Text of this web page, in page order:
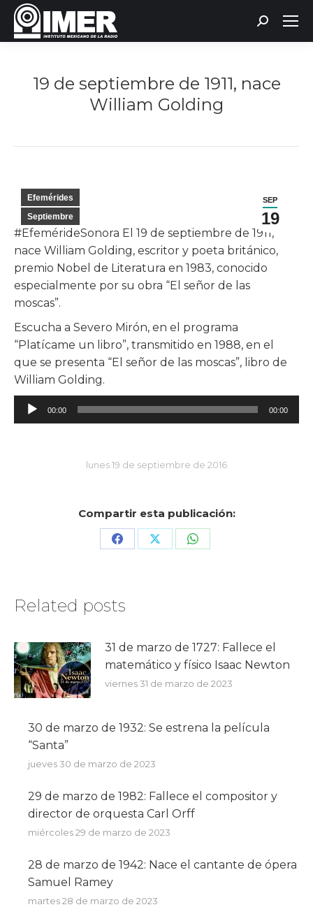
Buscar:
19 de septiembre de 1911, nace
William Golding
SEP
19
Efemérides
Septiembre
#EfemérideSonora El 19 de septiembre de 1911,
nace William Golding, escritor y poeta británico,
premio Nobel de Literatura en 1983, conocido
especialmente por su obra “El señor de las
moscas”.
Escucha a Severo Mirón, en el programa
“Platícame un libro”, transmitido en 1988, en el
que se presenta “El señor de las moscas”, libro de
William Golding.
Reproductor
de
00:00 00:00
lunes 19 de septiembre de 2016
Compartir esta publicación:
Share Share Share
Related posts
31 de marzo de 1727: Fallece el
matemático y físico Isaac Newton
viernes 31 de marzo de 2023
30 de marzo de 1932: Se estrena la película
“Santa”
jueves 30 de marzo de 2023
29 de marzo de 1982: Fallece el compositor y
director de orquesta Carl Orff
miércoles 29 de marzo de 2023
28 de marzo de 1942: Nace el cantante de ópera
Samuel Ramey
martes 28 de marzo de 2023